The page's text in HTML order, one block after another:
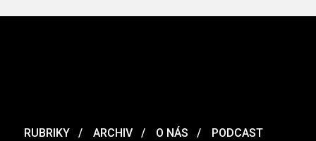
RUBRIKY ARCHIV O NÁS PODCAST